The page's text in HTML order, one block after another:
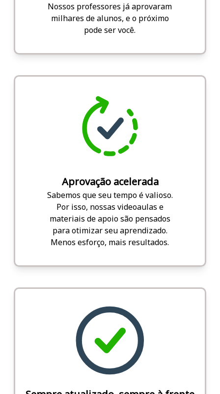
Nossos professores já aprovaram
milhares de alunos, e o próximo
pode ser você.
Aprovação acelerada
Sabemos que seu tempo é valioso.
Por isso, nossas videoaulas e
materiais de apoio são pensados
para otimizar seu aprendizado.
Menos esforço, mais resultados.